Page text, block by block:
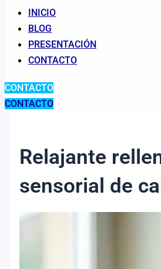
INICIO
BLOG
PRESENTACIÓN
CONTACTO
CONTACTO
CONTACTO
Relajante
sensorial de